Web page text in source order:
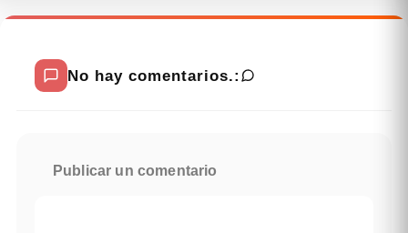
No hay comentarios.:
Publicar un comentario